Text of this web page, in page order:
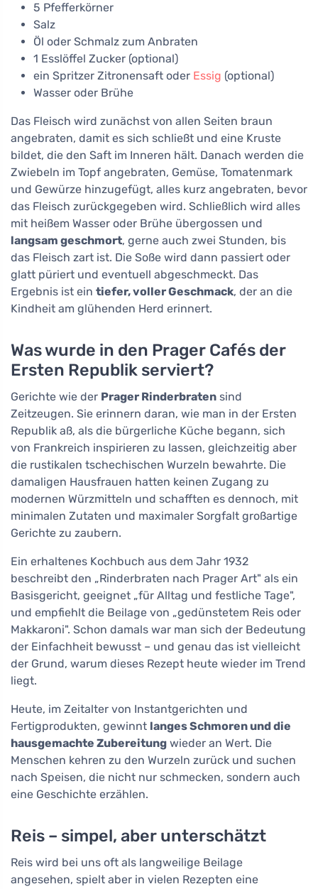
5 Pfefferkörner
Salz
Öl oder Schmalz zum Anbraten
1 Esslöffel Zucker (optional)
ein Spritzer Zitronensaft oder Essig (optional)
Wasser oder Brühe
Das Fleisch wird zunächst von allen Seiten braun
angebraten, damit es sich schließt und eine Kruste
bildet, die den Saft im Inneren hält. Danach werden die
Zwiebeln im Topf angebraten, Gemüse, Tomatenmark
und Gewürze hinzugefügt, alles kurz angebraten, bevor
das Fleisch zurückgegeben wird. Schließlich wird alles
mit heißem Wasser oder Brühe übergossen und
langsam geschmort, gerne auch zwei Stunden, bis
das Fleisch zart ist. Die Soße wird dann passiert oder
glatt püriert und eventuell abgeschmeckt. Das
Ergebnis ist ein tiefer, voller Geschmack, der an die
Kindheit am glühenden Herd erinnert.
Was wurde in den Prager Cafés der
Ersten Republik serviert?
Gerichte wie der Prager Rinderbraten sind
Zeitzeugen. Sie erinnern daran, wie man in der Ersten
Republik aß, als die bürgerliche Küche begann, sich
von Frankreich inspirieren zu lassen, gleichzeitig aber
die rustikalen tschechischen Wurzeln bewahrte. Die
damaligen Hausfrauen hatten keinen Zugang zu
modernen Würzmitteln und schafften es dennoch, mit
minimalen Zutaten und maximaler Sorgfalt großartige
Gerichte zu zaubern.
Ein erhaltenes Kochbuch aus dem Jahr 1932
beschreibt den „Rinderbraten nach Prager Art" als ein
Basisgericht, geeignet „für Alltag und festliche Tage",
und empfiehlt die Beilage von „gedünstetem Reis oder
Makkaroni". Schon damals war man sich der Bedeutung
der Einfachheit bewusst – und genau das ist vielleicht
der Grund, warum dieses Rezept heute wieder im Trend
liegt.
Heute, im Zeitalter von Instantgerichten und
Fertigprodukten, gewinnt langes Schmoren und die
hausgemachte Zubereitung wieder an Wert. Die
Menschen kehren zu den Wurzeln zurück und suchen
nach Speisen, die nicht nur schmecken, sondern auch
eine Geschichte erzählen.
Reis – simpel, aber unterschätzt
Reis wird bei uns oft als langweilige Beilage
angesehen, spielt aber in vielen Rezepten eine